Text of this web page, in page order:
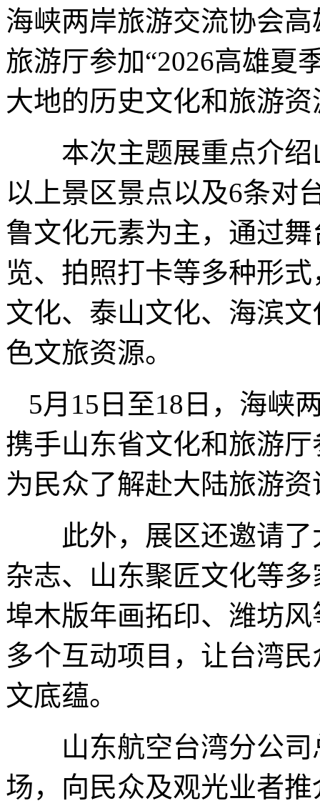
海峡两岸旅游交流协会
旅游厅参加“2026高雄夏
大地的历史文化和旅游资
本次主题展重点介绍
以上景区景点以及6条对
鲁文化元素为主，通过
览、拍照打卡等多种形
文化、泰山文化、海滨
色文旅资源。
5月15日至18日，海峡
携手山东省文化和旅游
为民众了解赴大陆旅游
此外，展区还邀请了
杂志、山东聚匠文化等
埠木版年画拓印、潍坊
多个互动项目，让台湾
文底蕴。
山东航空台湾分公司
场，向民众及观光业者